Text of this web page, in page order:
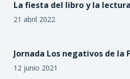
La fiesta del libro y la
21 abril 2022
Jornada Los negativos de la
12 junio 2021